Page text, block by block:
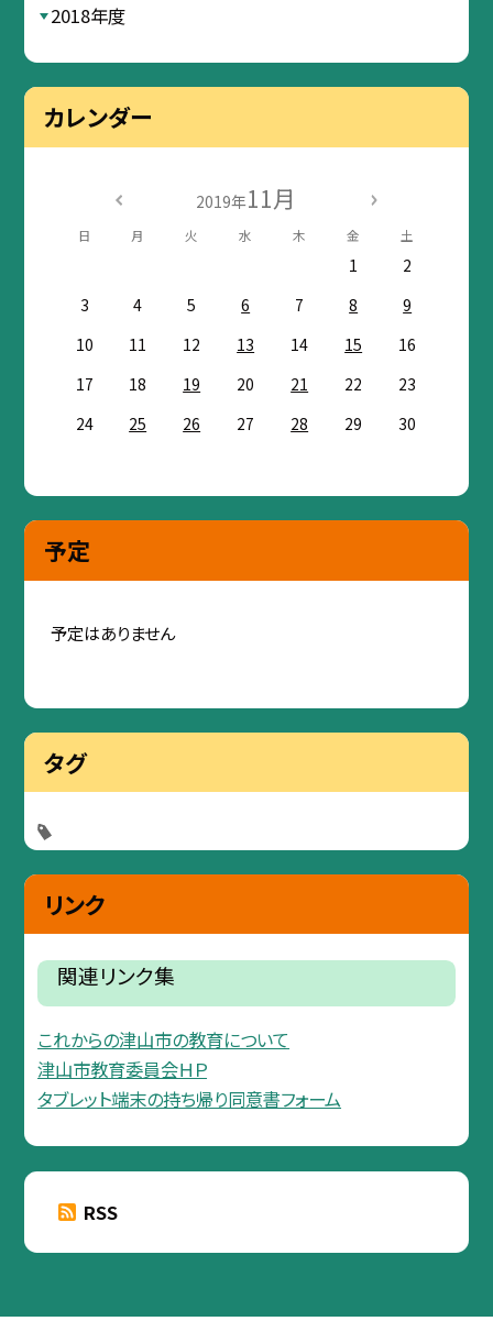
2018年度
カレンダー
2019年11月
日 月 火 水 木 金 土
1
2
3
4 5 6 7 8
9
10
11 12 13 14 15
16
17
18 19 20 21 22
23
24
25 26 27 28 29 30
予定
予定はありません
タグ
リンク
関連リンク集
これからの津山市の教育について
津山市教育委員会ＨＰ
タブレット端末の持ち帰り同意書フォーム
RSS